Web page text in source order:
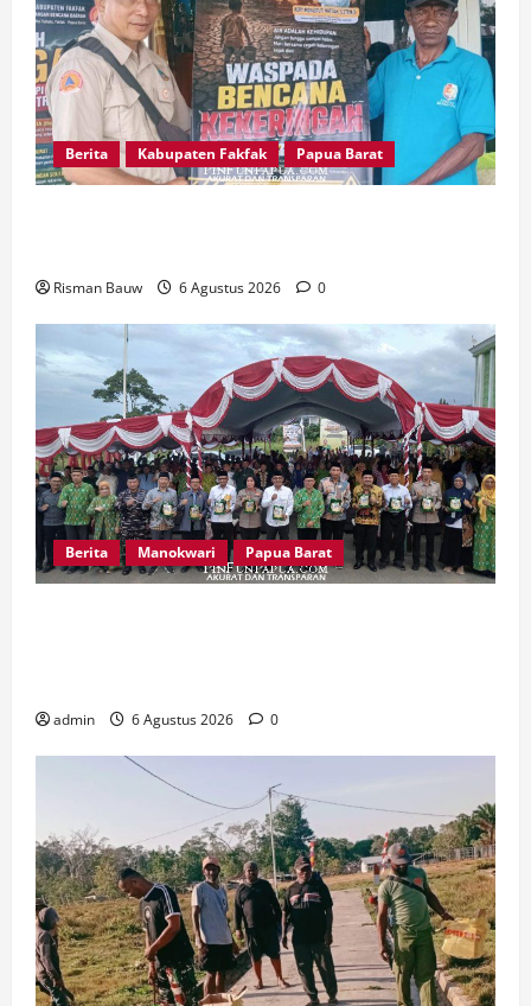
Berita Kabupaten Fakfak Papua Barat
Risman Bauw 6 Agustus 2026 0
Berita Manokwari Papua Barat
admin 6 Agustus 2026 0